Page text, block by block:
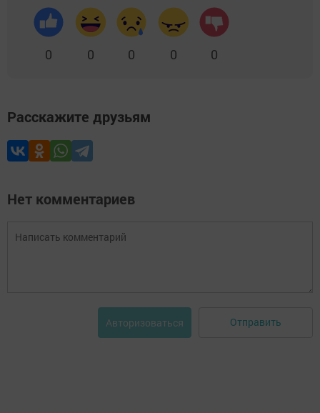
0 0 0 0 0
Расскажите друзьям
Нет комментариев
Авторизоваться Отправить